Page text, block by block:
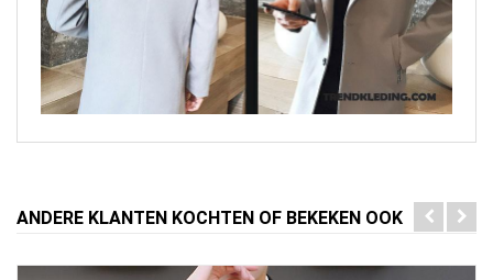
ANDERE KLANTEN KOCHTEN OF BEKEKEN OOK